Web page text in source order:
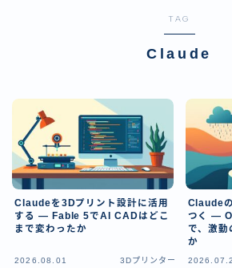
プロフィール
お問い合わせ
日本語
日本語
TAG
Claude
Claudeを3Dプリント設計に活用
する — Fable 5でAI CADはどこ
まで変わったか
2026.08.01 3Dプリンター
Claude
つく —
で、激動
か